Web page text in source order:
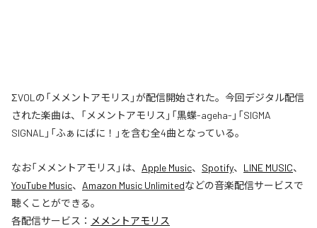
ΣVOLの「メメントアモリス」が配信開始された。今回デジタル配信
された楽曲は、「メメントアモリス」「黒蝶-ageha-」「SIGMA
SIGNAL」「ふぁにばに！」を含む全4曲となっている。
なお「メメントアモリス 」は、 Apple Music、 Spotify、 LINE MUSIC、
YouTube Music、 Amazon Music Unlimitedなどの音楽配信サービスで
聴くことができる。
各配信サービス： メメントアモリス